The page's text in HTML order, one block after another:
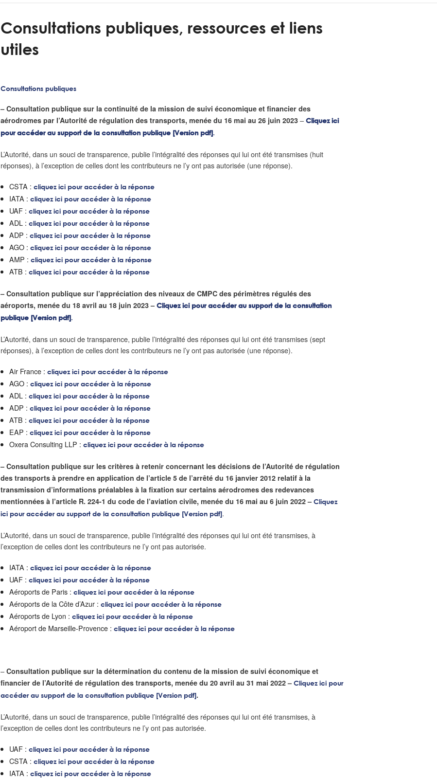
Consultations publiques, ressources et liens
utiles
Consultations publiques
– Consultation publique sur la continuité de la mission de suivi économique et financier des
aérodromes par l’Autorité de régulation des transports, menée du 16 mai au 26 juin 2023 – Cliquez ici
pour accéder au support de la consultation publique [Version pdf] .
L’Autorité, dans un souci de transparence, publie l’intégralité des réponses qui lui ont été transmises (huit
réponses), à l’exception de celles dont les contributeurs ne l’y ont pas autorisée (une réponse).
CSTA : cliquez ici pour accéder à la réponse
IATA : cliquez ici pour accéder à la réponse
UAF : cliquez ici pour accéder à la réponse
ADL : cliquez ici pour accéder à la réponse
ADP : cliquez ici pour accéder à la réponse
AGO : cliquez ici pour accéder à la réponse
AMP : cliquez ici pour accéder à la réponse
ATB : cliquez ici pour accéder à la réponse
– Consultation publique sur l’appréciation des niveaux de CMPC des périmètres régulés des
aéroports, menée du 18 avril au 18 juin 2023 – Cliquez ici pour accéder au support de la consultation
publique [Version pdf] .
L’Autorité, dans un souci de transparence, publie l’intégralité des réponses qui lui ont été transmises (sept
réponses), à l’exception de celles dont les contributeurs ne l’y ont pas autorisée (une réponse).
Air France : cliquez ici pour accéder à la réponse
AGO : cliquez ici pour accéder à la réponse
ADL : cliquez ici pour accéder à la réponse
ADP : cliquez ici pour accéder à la réponse
ATB : cliquez ici pour accéder à la réponse
EAP : cliquez ici pour accéder à la réponse
Oxera Consulting LLP : cliquez ici pour accéder à la réponse
– Consultation publique sur les critères à retenir concernant les décisions de l’Autorité de régulation
des transports à prendre en application de l’article 5 de l’arrêté du 16 janvier 2012 relatif à la
transmission d’informations préalables à la fixation sur certains aérodromes des redevances
mentionnées à l’article R. 224-1 du code de l’aviation civile, menée du 16 mai au 6 juin 2022 – Cliquez
ici pour accéder au support de la consultation publique [Version pdf] .
L’Autorité, dans un souci de transparence, publie l’intégralité des réponses qui lui ont été transmises, à
l’exception de celles dont les contributeurs ne l’y ont pas autorisée.
IATA : cliquez ici pour accéder à la réponse
UAF : cliquez ici pour accéder à la réponse
Aéroports de Paris : cliquez ici pour accéder à la réponse
Aéroports de la Côte d’Azur : cliquez ici pour accéder à la réponse
Aéroports de Lyon : cliquez ici pour accéder à la réponse
Aéroport de Marseille-Provence : cliquez ici pour accéder à la réponse
– Consultation publique sur la détermination du contenu de la mission de suivi économique et
financier de l’Autorité de régulation des transports, menée du 20 avril au 31 mai 2022 – Cliquez ici pour
accéder au support de la consultation publique [Version pdf] .
L’Autorité, dans un souci de transparence, publie l’intégralité des réponses qui lui ont été transmises, à
l’exception de celles dont les contributeurs ne l’y ont pas autorisée.
UAF : cliquez ici pour accéder à la réponse
CSTA : cliquez ici pour accéder à la réponse
IATA : cliquez ici pour accéder à la réponse